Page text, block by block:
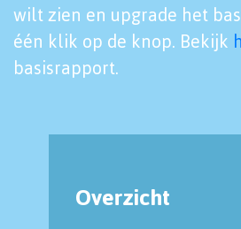
wilt zien en upgrade het
één klik op de knop. Bekijk
basisrapport.
Overzicht